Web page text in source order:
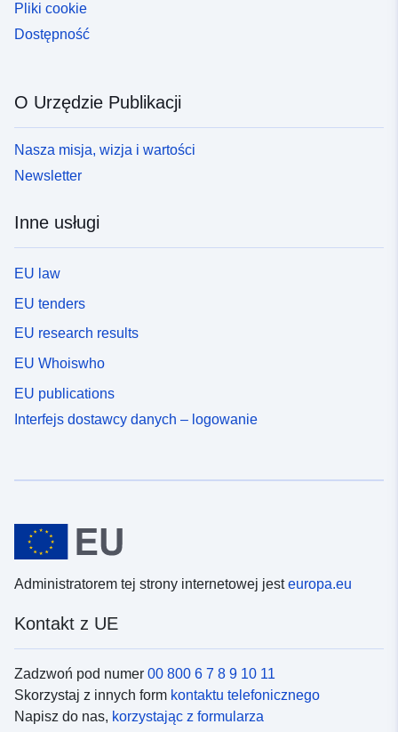
Pliki cookie
Dostępność
O Urzędzie Publikacji
Nasza misja, wizja i wartości
Newsletter
Inne usługi
EU law
EU tenders
EU research results
EU Whoiswho
EU publications
Interfejs dostawcy danych – logowanie
Administratorem tej strony internetowej jesteuropa.eu
Kontakt z UE
Zadzwoń pod numer 00 800 6 7 8 9 10 11
Skorzystaj z innych form kontaktu telefonicznego
Napisz do nas, korzystając z formularza